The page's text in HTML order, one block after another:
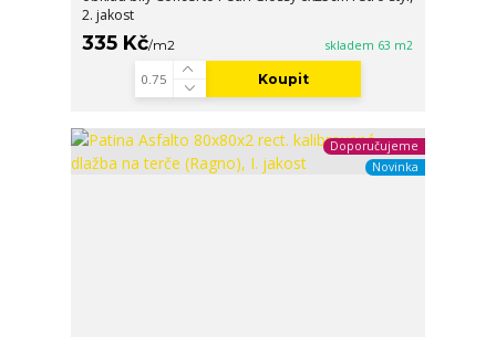
2. jakost
335 Kč/m2 skladem 63 m2
Koupit
Doporučujeme
Novinka